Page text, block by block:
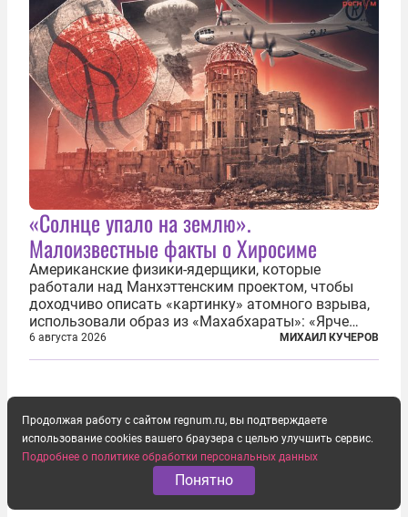
«Солнце упало на землю».
Малоизвестные факты о Хиросиме
Американские физики-ядерщики, которые
работали над Манхэттенским проектом, чтобы
доходчиво описать «картинку» атомного взрыва,
использовали образ из «Махабхараты»: «Ярче
тысячи солнц пылало это пламя». Не все жители
японских городов Хиросимы и Нагасаки, на
6 августа 2026 МИХАИЛ КУЧЕРОВ
Продолжая работу с сайтом regnum.ru, вы подтверждаете
использование cookies вашего браузера с целью улучшить сервис.
Подробнее о политике обработки персональных данных
Понятно